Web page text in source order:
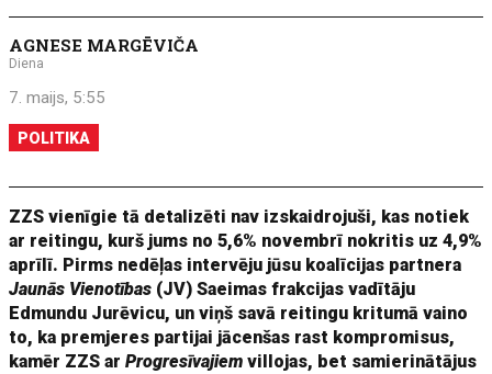
AGNESE MARGĒVIČA
Diena
7. maijs, 5:55
POLITIKA
ZZS vienīgie tā detalizēti nav izskaidrojuši, kas notiek
ar reitingu, kurš jums no 5,6% novembrī nokritis uz 4,9%
aprīlī. Pirms nedēļas intervēju jūsu koalīcijas partnera
Jaunās Vienotības (JV) Saeimas frakcijas vadītāju
Edmundu Jurēvicu, un viņš savā reitingu kritumā vaino
to, ka premjeres partijai jācenšas rast kompromisus,
kamēr ZZS arProgresīvajiemvillojas, bet samierinātājus